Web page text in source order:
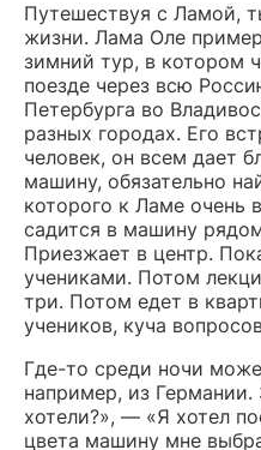
Путешествуя с Ламой,
жизни. Лама Оле
зимний тур, в котором
поезде через всю
Петербурга во
разных городах. Его
человек, он всем дает
машину, обязательно
которого к Ламе очень
садится в машину
Приезжает в центр.
учениками. Потом
три. Потом едет в
учеников, куча
Где-то среди ночи
например, из
хотели?», — «Я хотел
цвета машину мне